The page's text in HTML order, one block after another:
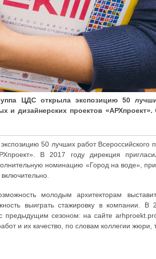
ЦДС открыла экспозицию 50
и дизайнерских проектов
50 лучших работ Всероссийского
В 2017 году дирекция
номинацию «Город на воде»,
молодым архитекторам
выиграть стажировку в компании. В
сезоном: на сайте arhproekt.pro
и их качество, по словам коллегии жюри,